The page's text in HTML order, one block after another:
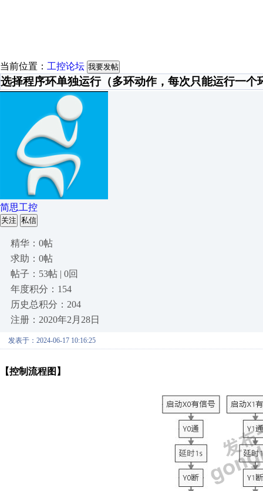
当前位置： 工控论坛 我要发帖
选择程序环单独运行（多环动作，每次只能运行一个
简思工控
关注 私信
精华：0帖
求助：0帖
帖子：53帖 | 0回
年度积分：154
历史总积分：204
注册：2020年2月28日
发表于：2024-06-17 10:16:25
【控制流程图】